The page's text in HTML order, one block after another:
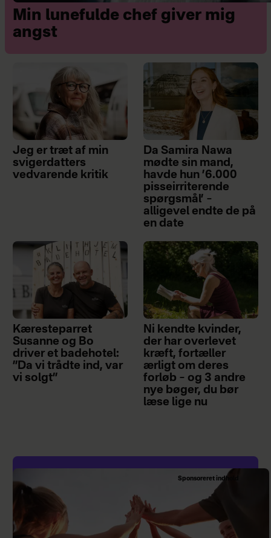
Min lunefulde chef giver mig
angst
Jeg er træt af min
svigerdatters
vedvarende kritik
Da Samira Nawa
mødte sin mand,
havde hun ’6.000
pisseirriterende
spørgsmål’ –
alligevel endte de på
en date
Kæresteparret
Susanne og Bo
driver et badehotel:
”Da vi trådte ind, var
vi solgt”
Ni kendte kvinder,
der har overlevet
kræft, fortæller
ærligt om deres
forløb – og 3 andre
nye bøger, du bør
læse lige nu
Sponsoreret indhold